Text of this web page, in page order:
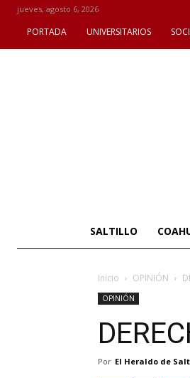
jueves, agosto 6, 2026
PORTADA UNIVERSITARIOS
SALTILLO
Inicio OPINIÓN
OPINIÓN
Por El Heraldo de